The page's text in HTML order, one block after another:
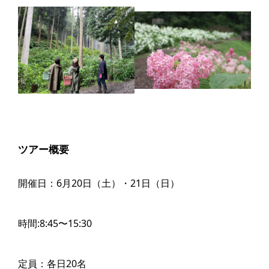
ツアー概要
開催日：6月20日（土）・21日（日）
時間:8:45〜15:30
定員：各日20名